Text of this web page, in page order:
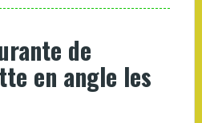
de
en angle les